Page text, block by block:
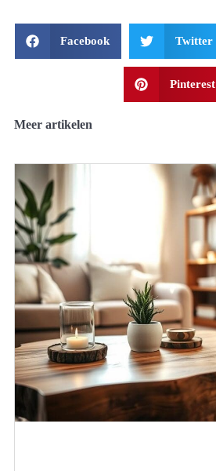
Facebook Twitter
Pinterest
Meer artikelen